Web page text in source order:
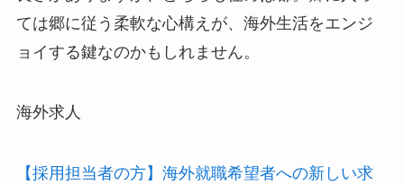
ては郷に従う柔軟な心構えが、海外生活をエンジ
ョイする鍵なのかもしれません。
海外求人
【採用担当者の方】海外就職希望者への新しい求